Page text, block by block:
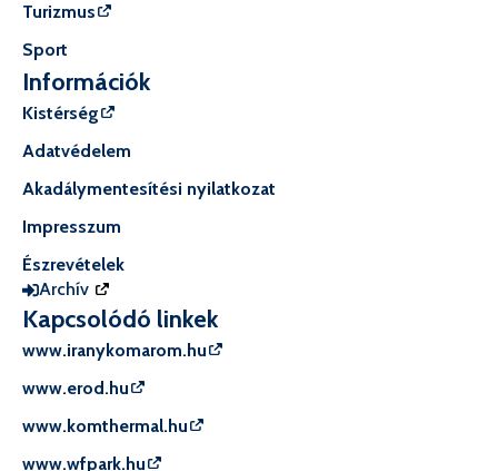
Turizmus
Sport
Információk
Kistérség
Adatvédelem
Akadálymentesítési nyilatkozat
Impresszum
Észrevételek
Archív
Kapcsolódó linkek
www.iranykomarom.hu
www.erod.hu
www.komthermal.hu
www.wfpark.hu